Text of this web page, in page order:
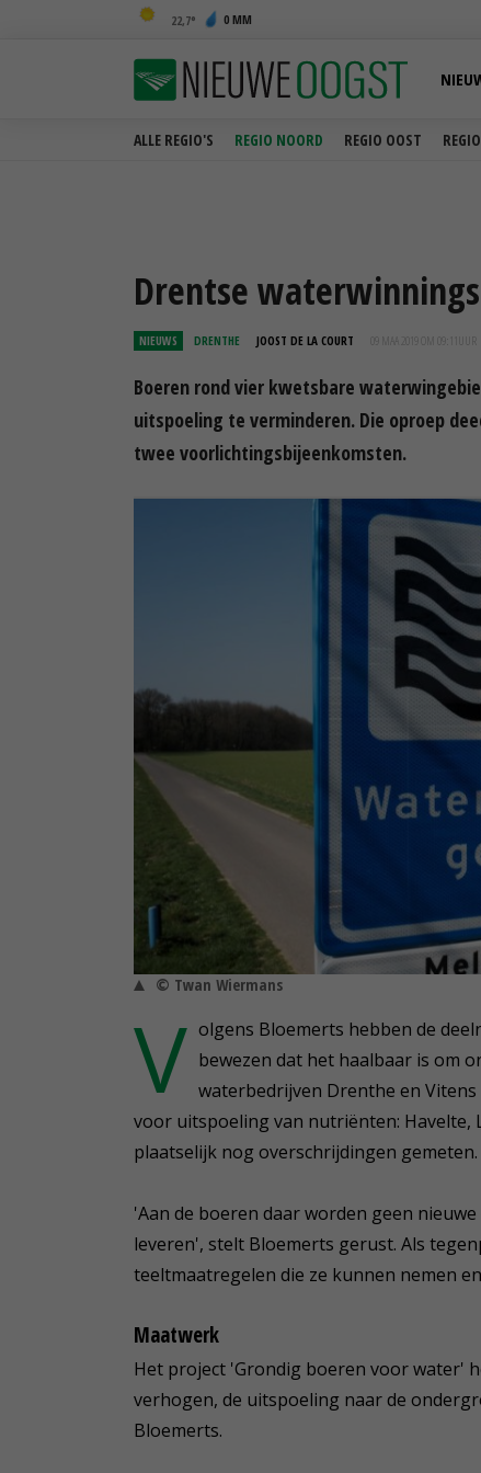
22,7 0 MM
ALLE REGIO'S REGIO NOORD REGIO OOST
Drentse
NIEUWS DRENTHE JOOST DE LA COURT 09 MAA 2019 OM 09:11
Boeren rond vier kwetsbare
uitspoeling te verminderen. Die oproep
twee voorlichtingsbijeenkomsten.
© Twan Wiermans
V olgens Bloemerts hebben de
bewezen dat het haalbaar is om
waterbedrijven Drenthe en
voor uitspoeling van nutriënten: Havelte,
plaatselijk nog overschrijdingen gemeten.
'Aan de boeren daar worden geen
leveren', stelt Bloemerts gerust. Als
teeltmaatregelen die ze kunnen nemen
Maatwerk
Het project 'Grondig boeren voor water'
verhogen, de uitspoeling naar de
Bloemerts.